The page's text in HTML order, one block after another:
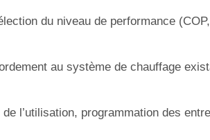
du niveau de performance
au système de chauffage
l’utilisation, programmation des